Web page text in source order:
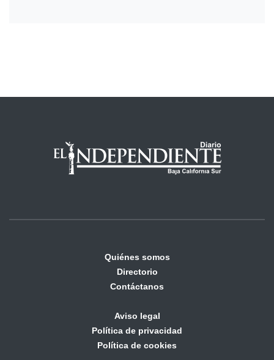
Quiénes somos
Directorio
Contáctanos
Aviso legal
Política de privacidad
Política de cookies